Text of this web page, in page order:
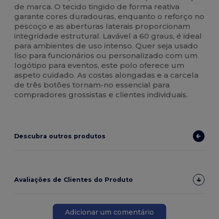
de marca. O tecido tingido de forma reativa
garante cores duradouras, enquanto o reforço no
pescoço e as aberturas laterais proporcionam
integridade estrutural. Lavável a 60 graus, é ideal
para ambientes de uso intenso. Quer seja usado
liso para funcionários ou personalizado com um
logótipo para eventos, este polo oferece um
aspeto cuidado. As costas alongadas e a carcela
de três botões tornam-no essencial para
compradores grossistas e clientes individuais.
Descubra outros produtos
Avaliações de Clientes do Produto
Adicionar um comentário